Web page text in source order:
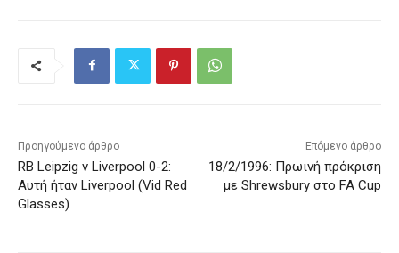
Προηγούμενο άρθρο
RB Leipzig v Liverpool 0-2:
Αυτή ήταν Liverpool (Vid Red
Glasses)
Επόμενο άρθρο
18/2/1996: Πρωινή πρόκριση
με Shrewsbury στο FA Cup